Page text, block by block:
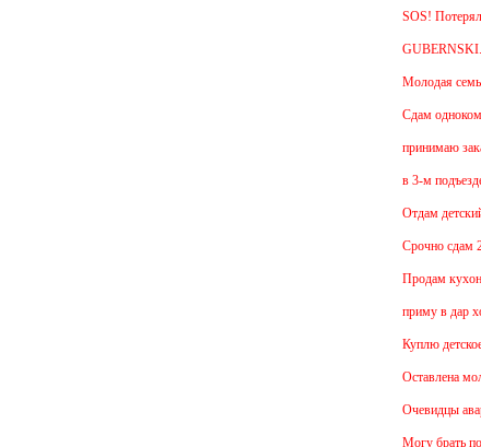
SOS! Потерялась
Молодая семья
Cдам
принимаю заказы
в 3-м подъезде
Отдам детский
Срочно сдам 2-х
Продам кухонный
приму в дар
Куплю детское
Оставлена
Очевидцы аварии
Могу брать